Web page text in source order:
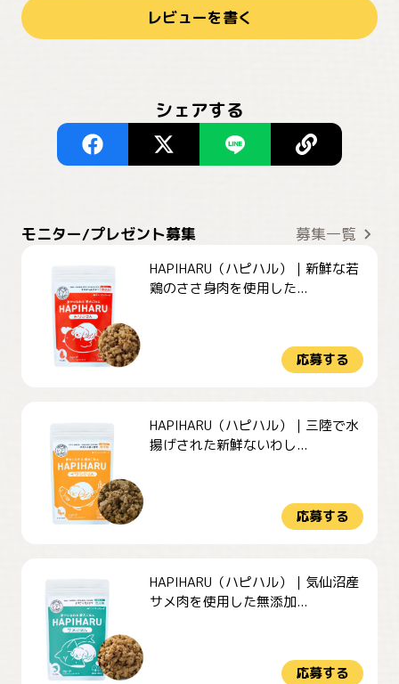
レビューを書く
シェアする
モニター/プレゼント募集 募集一覧
HAPIHARU（ハピハル）｜新鮮な若
鶏のささ身肉を使用した...
応募する
HAPIHARU（ハピハル）｜三陸で水
揚げされた新鮮ないわし...
応募する
HAPIHARU（ハピハル）｜気仙沼産
サメ肉を使用した無添加...
応募する